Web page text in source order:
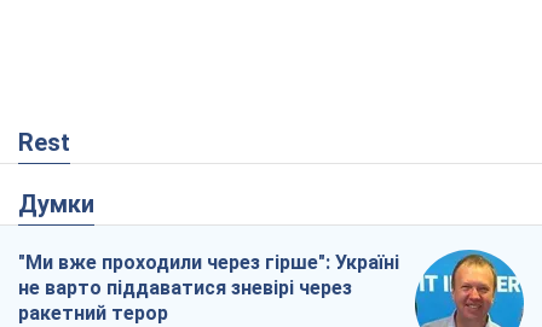
Rest
Думки
"Ми вже проходили через гірше": Україні
не варто піддаватися зневірі через
ракетний терор